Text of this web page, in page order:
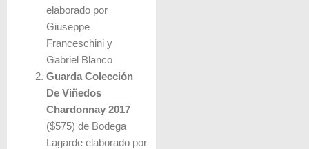
elaborado por
Giuseppe
Franceschini y
Gabriel Blanco
Guarda Colección
De Viñedos
Chardonnay 2017
($575) de Bodega
Lagarde elaborado por